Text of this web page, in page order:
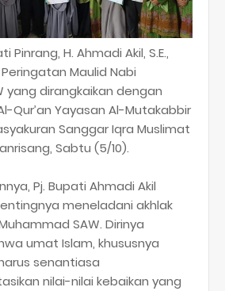
Pinrang, H. Ahmadi Akil, S.E.,
Maulid Nabi
yang dirangkaikan dengan
Qur’an Yayasan Al-Mutakabbir
Sanggar Iqra Muslimat
Sabtu (5/10).
Pj. Bupati Ahmadi Akil
meneladani akhlak
SAW. Dirinya
umat Islam, khususnya
senantiasa
nilai-nilai kebaikan yang